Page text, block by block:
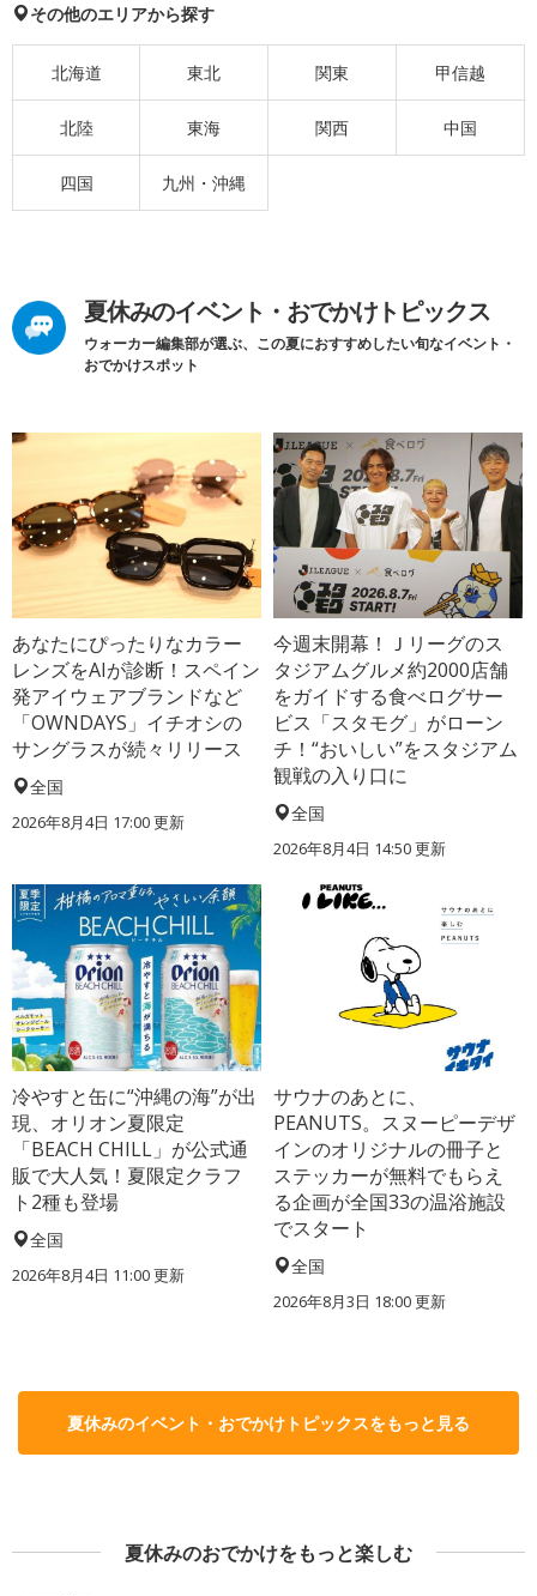
その他のエリアから探す
北海道 東北 関東 甲信越
北陸 東海 関西 中国
四国 九州・沖縄
夏休みのイベント・おでかけトピックス
ウォーカー編集部が選ぶ、この夏におすすめしたい旬なイベント・
おでかけスポット
あなたにぴったりなカラー
レンズをAIが診断！スペイン
発アイウェアブランドなど
「OWNDAYS」イチオシの
サングラスが続々リリース
全国
2026年8月4日 17:00更新
今週末開幕！Ｊリーグのス
タジアムグルメ約2000店舗
をガイドする食べログサー
ビス「スタモグ」がローン
チ！“おいしい”をスタジアム
観戦の入り口に
全国
2026年8月4日 14:50更新
冷やすと缶に“沖縄の海”が出
現、オリオン夏限定
「BEACH CHILL」が公式通
販で大人気！夏限定クラフ
ト2種も登場
全国
2026年8月4日 11:00更新
サウナのあとに、
PEANUTS。スヌーピーデザ
インのオリジナルの冊子と
ステッカーが無料でもらえ
る企画が全国33の温浴施設
でスタート
全国
2026年8月3日 18:00更新
夏休みのイベント・おでかけトピックスをもっと見る
夏休みのおでかけをもっと楽しむ